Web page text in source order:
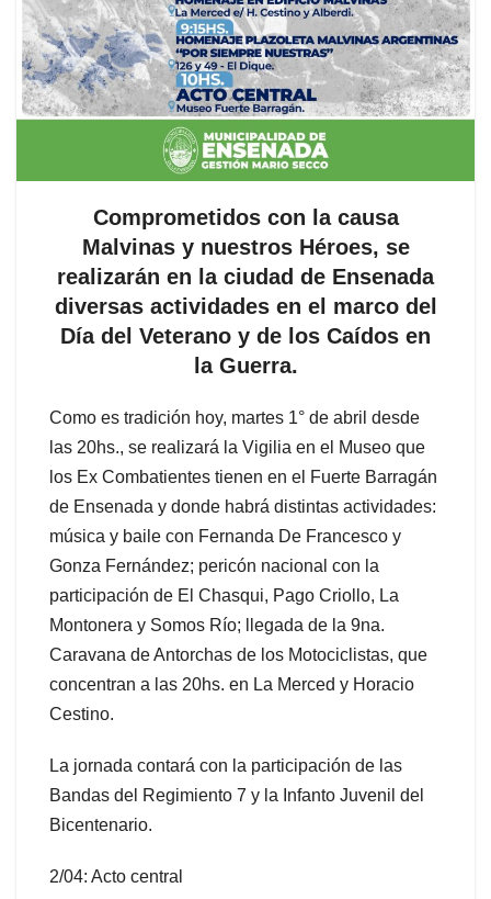
Comprometidos con la causa
Malvinas y nuestros Héroes, se
realizarán en la ciudad de Ensenada
diversas actividades en el marco del
Día del Veterano y de los Caídos en
la Guerra.
Como es tradición hoy, martes 1° de abril desde
las 20hs., se realizará la Vigilia en el Museo que
los Ex Combatientes tienen en el Fuerte Barragán
de Ensenada y donde habrá distintas actividades:
música y baile con Fernanda De Francesco y
Gonza Fernández; pericón nacional con la
participación de El Chasqui, Pago Criollo, La
Montonera y Somos Río; llegada de la 9na.
Caravana de Antorchas de los Motociclistas, que
concentran a las 20hs. en La Merced y Horacio
Cestino.
La jornada contará con la participación de las
Bandas del Regimiento 7 y la Infanto Juvenil del
Bicentenario.
2/04: Acto central